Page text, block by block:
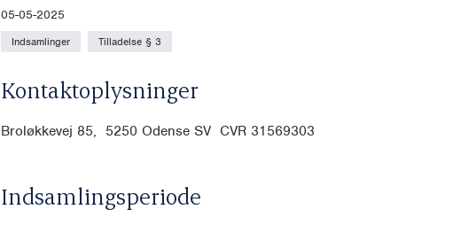
05-05-2025
Indsamlinger Tilladelse § 3
Kontaktoplysninger
Broløkkevej 85, 5250 Odense SV CVR 31569303
Indsamlingsperiode